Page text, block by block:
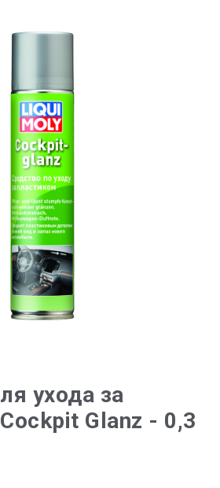
ухода за
Glanz - 0,3